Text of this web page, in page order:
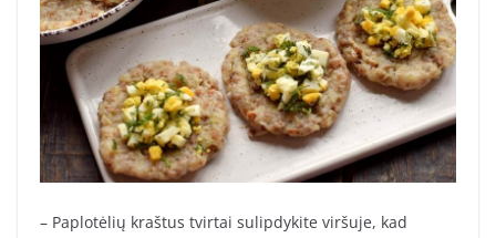
– Paplotėlių kraštus tvirtai sulipdykite viršuje, kad